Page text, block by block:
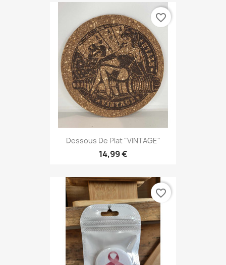
Dessous De Plat "VINTAGE"
14,99 €
favorite_border
favorite_border